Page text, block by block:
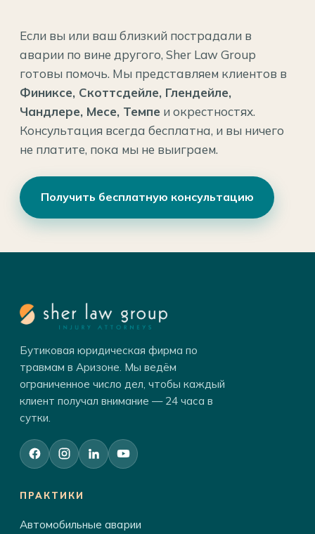
Если вы или ваш близкий пострадали в
аварии по вине другого, Sher Law Group
готовы помочь. Мы представляем клиентов в
Финиксе, Скоттсдейле, Глендейле,
Чандлере, Месе, Темпе и окрестностях.
Консультация всегда бесплатна, и вы ничего
не платите, пока мы не выиграем.
Получить бесплатную консультацию
Бутиковая юридическая фирма по
травмам в Аризоне. Мы ведём
ограниченное число дел, чтобы каждый
клиент получал внимание — 24 часа в
сутки.
ПРАКТИКИ
Автомобильные аварии